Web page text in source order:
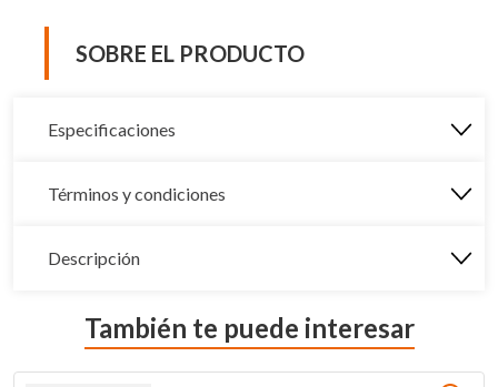
SOBRE EL PRODUCTO
Especificaciones
Términos y condiciones
Descripción
También te puede interesar